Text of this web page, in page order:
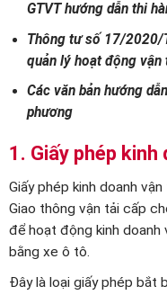
GTVT hướng dẫn thi
Thông tư số 17/2020/
quản lý hoạt động vận
Các văn bản hướng
phương
1. Giấy phép
Giấy phép kinh doanh
Giao thông vận tải cấp
để hoạt động kinh doanh
bằng xe ô tô.
Đây là loại giấy phép bắt